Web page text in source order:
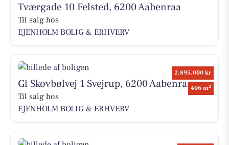
Tværgade 10 Felsted, 6200 Aabenraa
Til salg hos
EJENHOLM BOLIG & ERHVERV
2.895.000 kr
406 m2
Gl Skovbølvej 1 Svejrup, 6200 Aabenraa
Til salg hos
EJENHOLM BOLIG & ERHVERV